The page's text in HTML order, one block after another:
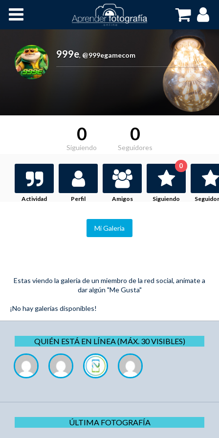
Cursos OnLine
999e, @999egamecom
0
Siguiendo
0
Seguidores
Actividad Perfil Amigos Siguiendo
0
Mi Galeria
Estas viendo la galería de un miembro de la red social, anímate a
dar algún "Me Gusta"
¡No hay galerías disponibles!
QUIÉN ESTÁ EN LÍNEA (MÁX. 30 VISIBLES)
ÚLTIMA FOTOGRAFÍA